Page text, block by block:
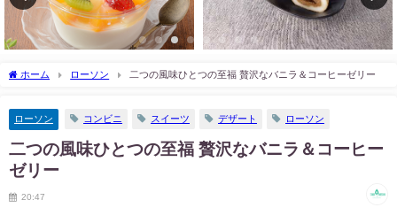
ホーム ローソン 二つの風味ひとつの至福 贅沢なバニラ＆コーヒーゼリー
ローソン コンビニ スイーツ デザート ローソン
二つの風味ひとつの至福 贅沢なバニラ＆コーヒー
ゼリー
20:47